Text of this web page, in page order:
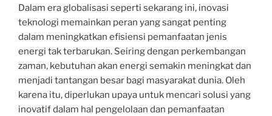
Dalam era globalisasi seperti sekarang ini, inovasi
teknologi memainkan peran yang sangat penting
dalam meningkatkan efisiensi pemanfaatan jenis
energi tak terbarukan. Seiring dengan perkembangan
zaman, kebutuhan akan energi semakin meningkat dan
menjadi tantangan besar bagi masyarakat dunia. Oleh
karena itu, diperlukan upaya untuk mencari solusi yang
inovatif dalam hal pengelolaan dan pemanfaatan